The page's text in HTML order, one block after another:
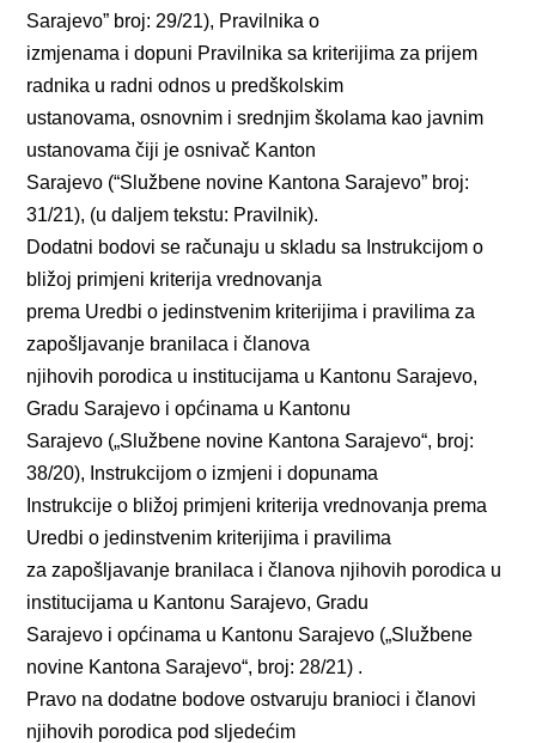
Sarajevo” broj: 29/21), Pravilnika o
izmjenama i dopuni Pravilnika sa kriterijima za prijem
radnika u radni odnos u predškolskim
ustanovama, osnovnim i srednjim školama kao javnim
ustanovama čiji je osnivač Kanton
Sarajevo (“Službene novine Kantona Sarajevo” broj:
31/21), (u daljem tekstu: Pravilnik).
Dodatni bodovi se računaju u skladu sa Instrukcijom o
bližoj primjeni kriterija vrednovanja
prema Uredbi o jedinstvenim kriterijima i pravilima za
zapošljavanje branilaca i članova
njihovih porodica u institucijama u Kantonu Sarajevo,
Gradu Sarajevo i općinama u Kantonu
Sarajevo („Službene novine Kantona Sarajevo“, broj:
38/20), Instrukcijom o izmjeni i dopunama
Instrukcije o bližoj primjeni kriterija vrednovanja prema
Uredbi o jedinstvenim kriterijima i pravilima
za zapošljavanje branilaca i članova njihovih porodica u
institucijama u Kantonu Sarajevo, Gradu
Sarajevo i općinama u Kantonu Sarajevo („Službene
novine Kantona Sarajevo“, broj: 28/21) .
Pravo na dodatne bodove ostvaruju branioci i članovi
njihovih porodica pod sljedećim